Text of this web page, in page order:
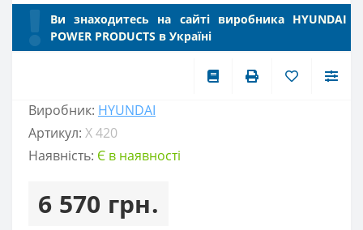
Ви знаходитесь на сайті виробника HYUNDAI
POWER PRODUCTS в Україні
Виробник: HYUNDAI
Артикул: X 420
Наявність: Є в наявності
6 570 грн.